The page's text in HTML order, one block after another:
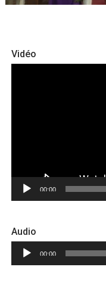
Vidéo
00:00
Audio
Lecteur 00:00